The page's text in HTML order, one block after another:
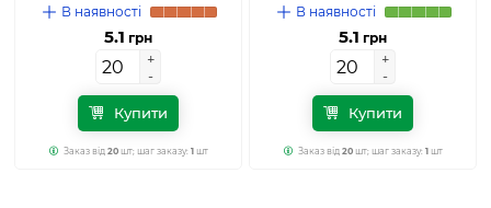
В наявності
5.1 грн
+
-
+
-
Купити
Заказ від 20шт; шаг заказу: 1шт
В наявності
5.1 грн
+
-
+
-
Купити
Заказ від 20шт; шаг заказу: 1шт